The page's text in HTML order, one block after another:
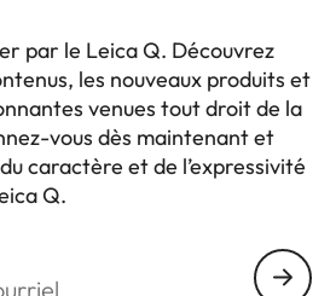
par le Leica Q. Découvrez
les nouveaux produits et
venues tout droit de la
vous dès maintenant et
caractère et de l’expressivité
Q.